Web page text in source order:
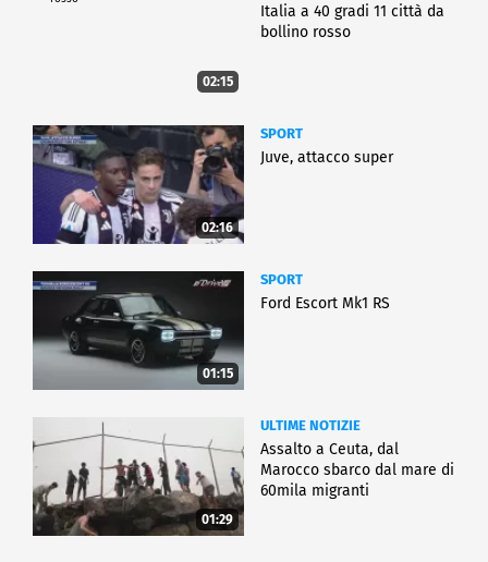
02:15
Italia a 40 gradi 11 città da
bollino rosso
02:16
SPORT
Juve, attacco super
01:15
SPORT
Ford Escort Mk1 RS
01:29
ULTIME NOTIZIE
Assalto a Ceuta, dal
Marocco sbarco dal mare di
60mila migranti